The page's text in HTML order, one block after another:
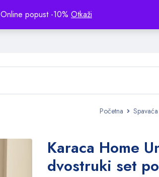
Online popust -10% Otkaži
Početna
Karaca Home
dvostruki set